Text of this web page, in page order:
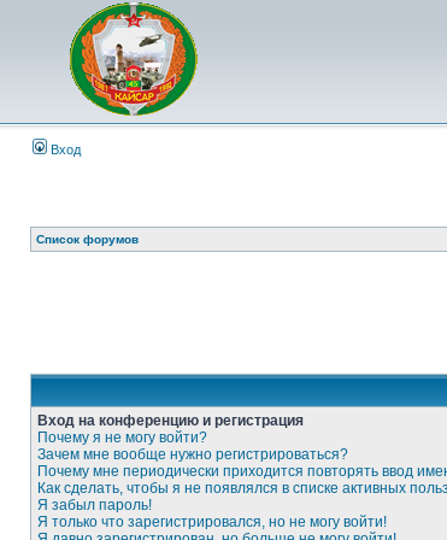
Вход
Список форумов
Вход на конференцию и регистрация
Почему я не могу войти?
Зачем мне вообще нужно регистрироваться?
Почему мне периодически приходится повторять ввод
Как сделать, чтобы я не появлялся в списке активных
Я забыл пароль!
Я только что зарегистрировался, но не могу войти!